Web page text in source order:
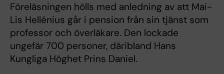
Föreläsningen hölls med anledning av att Mai-
Lis Hellénius går i pension från sin tjänst som
professor och överläkare. Den lockade
ungefär 700 personer, däribland Hans
Kungliga Höghet Prins Daniel.